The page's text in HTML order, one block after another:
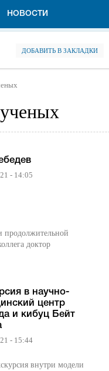
НОВОСТИ
ДОБАВИТЬ В ЗАКЛАДКИ
- 14:05
продолжительной
доктор
в научно-
центр
и кибуц Бейт
- 15:44